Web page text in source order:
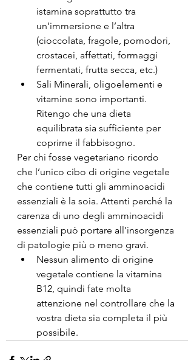
istamina soprattutto tra
un’immersione e l’altra
(cioccolata, fragole, pomodori,
crostacei, affettati, formaggi
fermentati, frutta secca, etc.)
Sali Minerali, oligoelementi e
vitamine sono importanti.
Ritengo che una dieta
equilibrata sia sufficiente per
coprirne il fabbisogno.
Per chi fosse vegetariano ricordo
che l’unico cibo di origine vegetale
che contiene tutti gli amminoacidi
essenziali è la soia. Attenti perché la
carenza di uno degli amminoacidi
essenziali può portare all’insorgenza
di patologie più o meno gravi.
Nessun alimento di origine
vegetale contiene la vitamina
B12, quindi fate molta
attenzione nel controllare che la
vostra dieta sia completa il più
possibile.